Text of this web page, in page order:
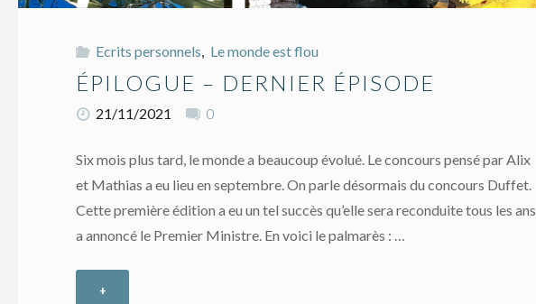
Ecrits personnels Le monde est flou
ÉPILOGUE – DERNIER ÉPISODE
21/11/2021 0
Six mois plus tard, le monde a beaucoup évolué. Le concours pensé par Alix
et Mathias a eu lieu en septembre. On parle désormais du concours Duffet.
Cette première édition a eu un tel succès qu’elle sera reconduite tous les ans
a annoncé le Premier Ministre. En voici le palmarès : …
+"épilogue